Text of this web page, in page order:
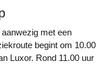
begint om 10.00
Luxor. Rond 11.00 uur